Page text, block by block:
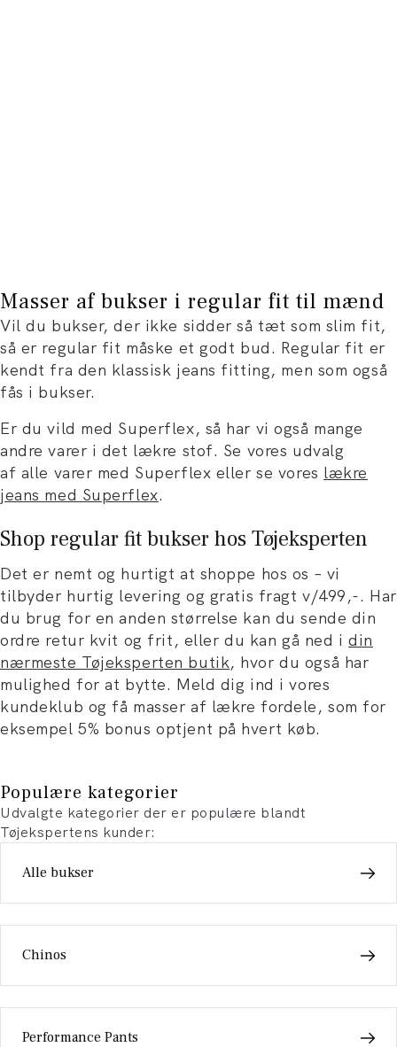
Masser af bukser i regular fit til mænd
Vil du bukser, der ikke sidder så tæt som slim fit,
så er regular fit måske et godt bud. Regular fit er
kendt fra den klassisk jeans fitting, men som også
fås i bukser.
Er du vild med Superflex, så har vi også mange
andre varer i det lækre stof. Se vores udvalg
af alle varer med Superflex eller se vores lækre
jeans med Superflex.
Shop regular fit bukser hos Tøjeksperten
Det er nemt og hurtigt at shoppe hos os – vi
tilbyder hurtig levering og gratis fragt v/499,-. Har
du brug for en anden størrelse kan du sende din
ordre retur kvit og frit, eller du kan gå ned i din
nærmeste Tøjeksperten butik, hvor du også har
mulighed for at bytte. Meld dig ind i vores
kundeklub og få masser af lækre fordele, som for
eksempel 5% bonus optjent på hvert køb.
Populære kategorier
Udvalgte kategorier der er populære blandt
Tøjekspertens kunder:
Alle bukser
Chinos
Performance Pants